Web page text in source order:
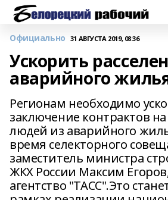
Официально 31 АВГУСТА 2019, 08:36
Ускорить
аварийного
Регионам необходимо
заключение контрактов
людей из аварийного
время селекторного
заместитель министра
ЖКХ России Максим
агентство "ТАСС".Это